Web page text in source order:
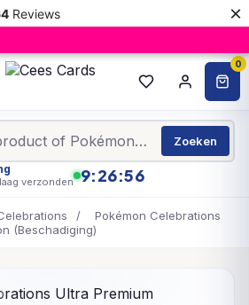
Reviews ×
0
Zoeken
verzonden 9:26:56
/
Pokémon Celebrations
(Beschadiging)